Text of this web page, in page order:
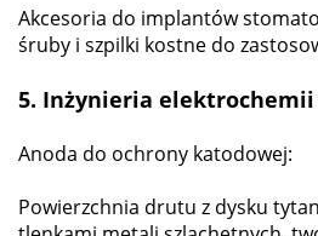
Akcesoria do implantów
śruby i szpilki kostne do
5. Inżynieria
Anoda do ochrony katodowej:
Powierzchnia drutu z dysku